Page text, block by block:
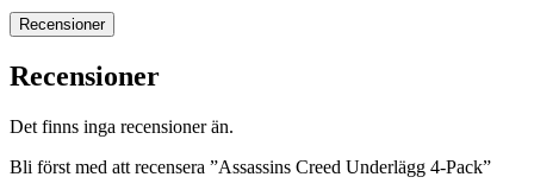
Recensioner
Recensioner
Det finns inga recensioner än.
Bli först med att recensera ”Assassins Creed Underlägg 4-Pack”